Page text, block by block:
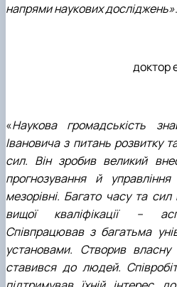
напрями наукових досліджень».
доктор
«Наукова громадськість
Івановича з питань розвитку
сил. Він зробив великий
прогнозування й
мезорівні. Багато часу та сил
вищої кваліфікації –
Співпрацював з багатьма
установами. Створив
ставився до людей.